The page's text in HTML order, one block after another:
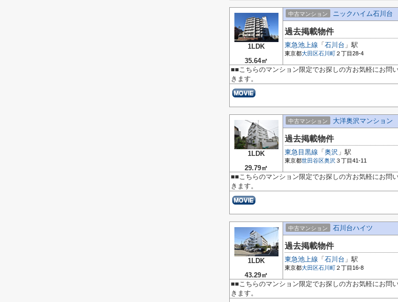
1LDK
35.64㎡
中古マンション ニックハイム石川台
過去掲載物件
東急池上線 「 石川台 」駅
東京都大田区石川町 ２丁目28-4
■■こちらのマンション限定でお探しの方お気軽にお問
きます。
1LDK
29.79㎡
中古マンション 大洋奥沢マンション
過去掲載物件
東急目黒線 「 奥沢 」駅
東京都世田谷区奥沢 ３丁目41-11
■■こちらのマンション限定でお探しの方お気軽にお問
きます。
1LDK
43.29㎡
中古マンション 石川台ハイツ
過去掲載物件
東急池上線 「 石川台 」駅
東京都大田区石川町 ２丁目16-8
■■こちらのマンション限定でお探しの方お気軽にお問
きます。